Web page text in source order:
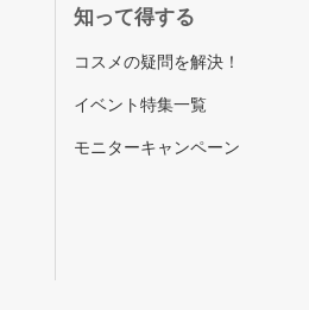
知って得する
コスメの疑問を解決！
イベント特集一覧
モニターキャンペーン